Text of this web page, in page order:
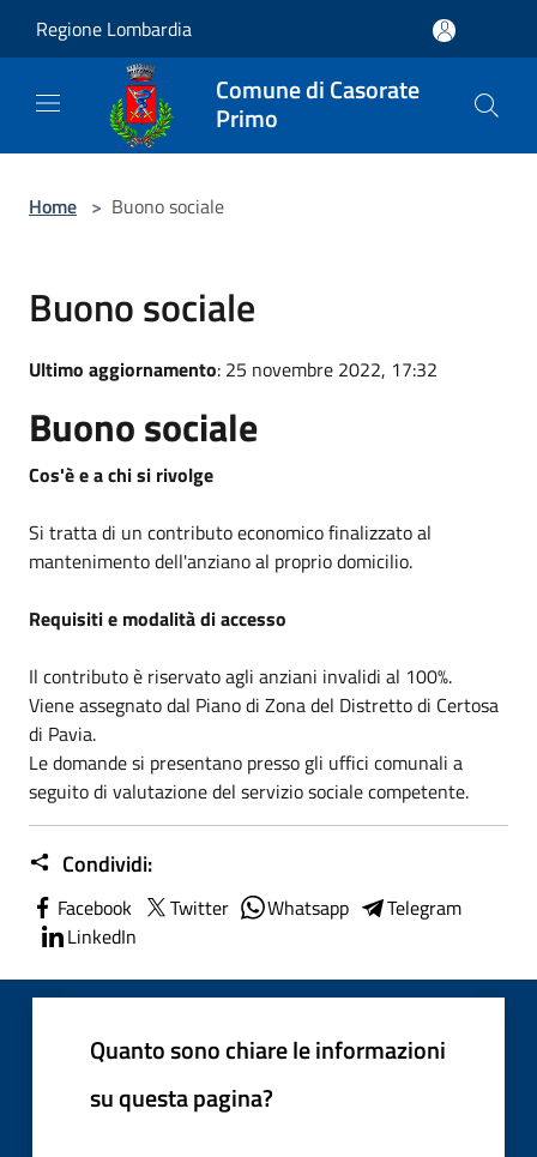
Regione Lombardia
Comune di Casorate
Primo
Home > Buono sociale
Buono sociale
Ultimo aggiornamento: 25 novembre 2022, 17:32
Buono sociale
Cos'è e a chi si rivolge
Si tratta di un contributo economico finalizzato al
mantenimento dell'anziano al proprio domicilio.
Requisiti e modalità di accesso
Il contributo è riservato agli anziani invalidi al 100%.
Viene assegnato dal Piano di Zona del Distretto di Certosa
di Pavia.
Le domande si presentano presso gli uffici comunali a
seguito di valutazione del servizio sociale competente.
Condividi:
Facebook Twitter Whatsapp
Telegram
LinkedIn
Quanto sono chiare le informazioni
su questa pagina?